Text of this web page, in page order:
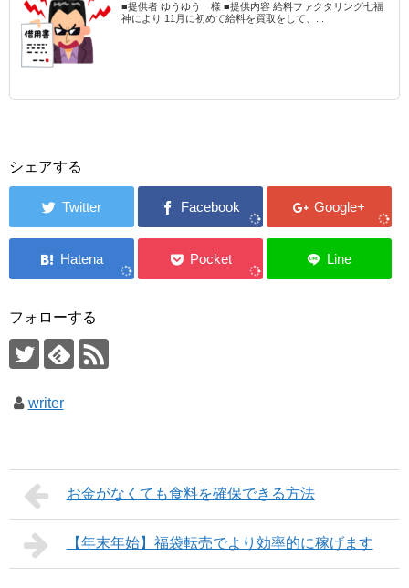
■提供者 ゆうゆう 様 ■提供内容 給料ファクタリング七福
神により 11月に初めて給料を買取をして、...
シェアする
フォローする
writer
お金がなくても食料を確保できる方法
【年末年始】福袋転売でより効率的に稼げます